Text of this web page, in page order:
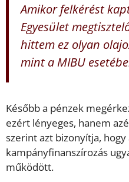
Amikor felkérést
Egyesület
hittem ez olyan
mint a MIBU
Később a pénzek
ezért lényeges, hanem
szerint azt bizonyítja,
kampányfinanszírozás
működött.